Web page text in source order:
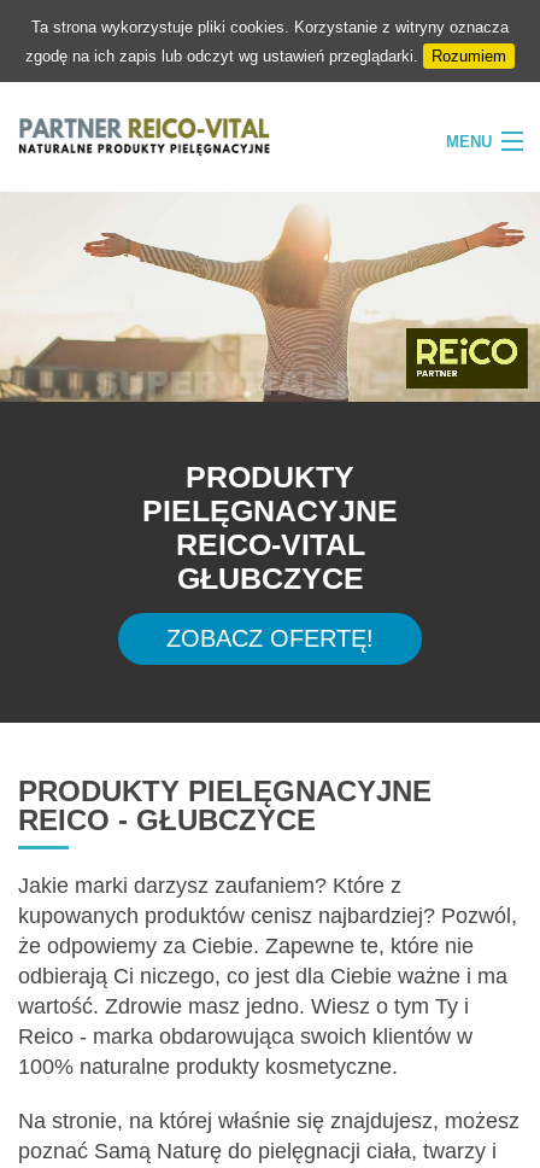
Ta strona wykorzystuje pliki cookies. Korzystanie z witryny oznacza
zgodę na ich zapis lub odczyt wg ustawień przeglądarki.
Rozumiem
MENU
PIELĘGNACJA
SKLEP
PRODUKTY
PIELĘGNACYJNE
REICO-VITAL
GŁUBCZYCE
ZOBACZ OFERTĘ!
PRODUKTY PIELĘGNACYJNE
REICO - GŁUBCZYCE
Jakie marki darzysz zaufaniem? Które z
kupowanych produktów cenisz najbardziej? Pozwól,
że odpowiemy za Ciebie. Zapewne te, które nie
odbierają Ci niczego, co jest dla Ciebie ważne i ma
wartość. Zdrowie masz jedno. Wiesz o tym Ty i
Reico - marka obdarowująca swoich klientów w
100% naturalne produkty kosmetyczne.
Na stronie, na której właśnie się znajdujesz, możesz
poznać Samą Naturę do pielęgnacji ciała, twarzy i